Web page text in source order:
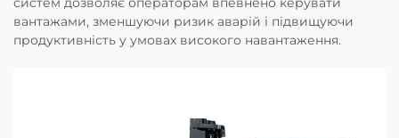
вантажами, зменшуючи ризик аварій і підвищуючи
продуктивність у умовах високого навантаження.